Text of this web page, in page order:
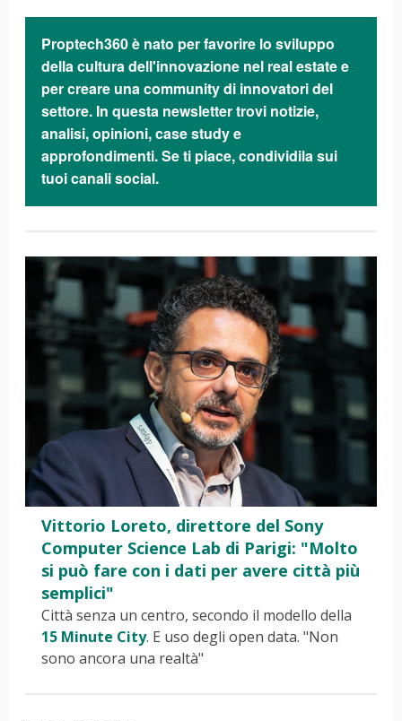
Proptech360 è nato per favorire lo sviluppo
della cultura dell'innovazione nel real estate e
per creare una community di innovatori del
settore. In questa newsletter trovi notizie,
analisi, opinioni, case study e
approfondimenti. Se ti piace, condividila sui
tuoi canali social.
Vittorio Loreto, direttore del Sony
Computer Science Lab di Parigi: "Molto
si può fare con i dati per avere città più
semplici"
Città senza un centro, secondo il modello della
15 Minute City. E uso degli open data. "Non
sono ancora una realtà"